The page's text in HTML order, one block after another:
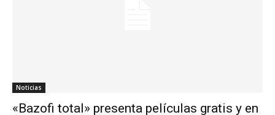
Noticias
«Bazofi total» presenta películas gratis y en